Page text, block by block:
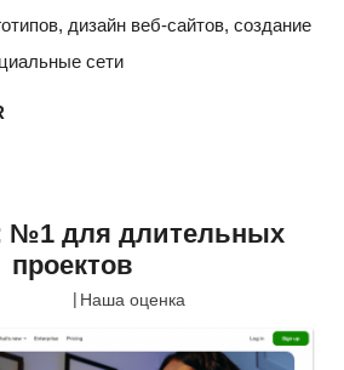
дизайн веб-сайтов, создание
сети
№1 для длительных
проектов
Наша оценка